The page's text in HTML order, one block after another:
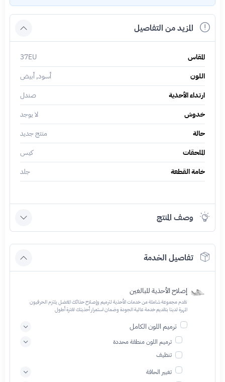
المزيد من التفاصيل
المقاس
37EU
اللون
أسود, أبيض
ارتداء الأحذية
صندل
خدوش
لا يوجد
حالة
منتج جديد
الملحقات
كيس
خامة القطعة
جلد
وصف المنتج
تفاصيل الخدمة
إصلاح الأحذية للبالغين
نقدم مجموعة شاملة من خدمات الأحذية لترميم وإصلاح حذائك المفضل يلتزم الحرفيون
المهرة لدينا بتقديم خدمة عالية الجودة وضمان استمرار أحذيتك لفترة أطول
ترميم اللون الكامل
ترميم اللون منطقة محددة
تنظيف
تغيير الحافة